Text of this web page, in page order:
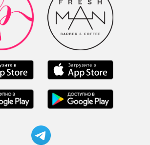
Салоны
Professional
загрузить
в
Google
Мобильное
приложение
Professional
загрузить
Мобильное
приложение
Professional
загрузить
FRESHMAN
в
Google
Play
Мобильное
приложение
загрузить
в
Мобильное
приложение
Магазин
профессиональной